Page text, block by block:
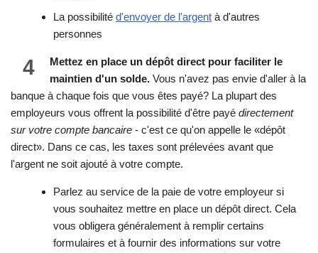
La possibilité d'envoyer de l'argent à d'autres
personnes
4
Mettez en place un dépôt direct pour faciliter le
maintien d'un solde. Vous n'avez pas envie d'aller à la
banque à chaque fois que vous êtes payé? La plupart des
employeurs vous offrent la possibilité d'être payé directement
sur votre compte bancaire - c'est ce qu'on appelle le «dépôt
direct». Dans ce cas, les taxes sont prélevées avant que
l'argent ne soit ajouté à votre compte.
Parlez au service de la paie de votre employeur si
vous souhaitez mettre en place un dépôt direct. Cela
vous obligera généralement à remplir certains
formulaires et à fournir des informations sur votre